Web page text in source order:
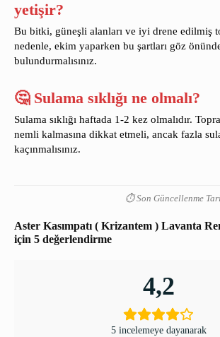
yetişir?
Bu bitki, güneşli alanları ve iyi drene edilmiş
nedenle, ekim yaparken bu şartları göz
bulundurmalısınız.
🤔 Sulama sıklığı ne olmalı?
Sulama sıklığı haftada 1-2 kez olmalıdır.
nemli kalmasına dikkat etmeli, ancak fazla
kaçınmalısınız.
⏱️ Son Güncellenme
Aster Kasımpatı ( Krizantem ) Lavanta
için 5 değerlendirme
4,2
5 incelemeye dayanarak